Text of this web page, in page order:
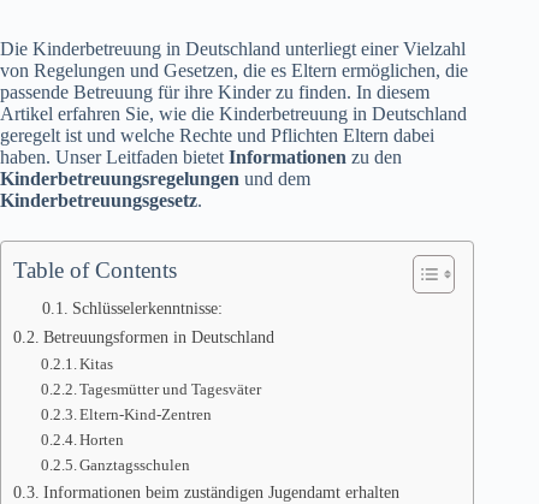
Die Kinderbetreuung in Deutschland unterliegt einer Vielzahl
von Regelungen und Gesetzen, die es Eltern ermöglichen, die
passende Betreuung für ihre Kinder zu finden. In diesem
Artikel erfahren Sie, wie die Kinderbetreuung in Deutschland
geregelt ist und welche Rechte und Pflichten Eltern dabei
haben. Unser Leitfaden bietet Informationen zu den
Kinderbetreuungsregelungen und dem
Kinderbetreuungsgesetz.
Table of Contents
Schlüsselerkenntnisse:
Betreuungsformen in Deutschland
Kitas
Tagesmütter und Tagesväter
Eltern-Kind-Zentren
Horten
Ganztagsschulen
Informationen beim zuständigen Jugendamt erhalten